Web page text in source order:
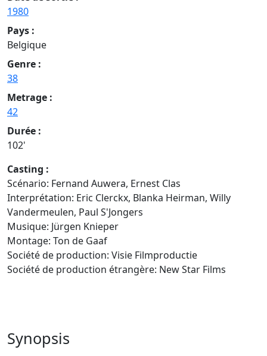
1980
Pays :
Belgique
Genre :
38
Metrage :
42
Durée :
102'
Casting :
Scénario: Fernand Auwera, Ernest Clas
Interprétation: Eric Clerckx, Blanka Heirman, Willy
Vandermeulen, Paul S'Jongers
Musique: Jürgen Knieper
Montage: Ton de Gaaf
Société de production: Visie Filmproductie
Société de production étrangère: New Star Films
Synopsis